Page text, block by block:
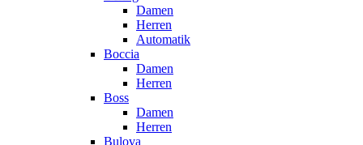
Damen
Herren
Automatik
Boccia
Damen
Herren
Boss
Damen
Herren
Bulova